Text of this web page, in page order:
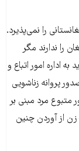
مردان افغانستانی را نمی‌پذیرد.
را ندارند مگر
اداره امور اتباع و
پروانه زناشویی
متبوع مرد مبنی بر
زن از آوردن چنین